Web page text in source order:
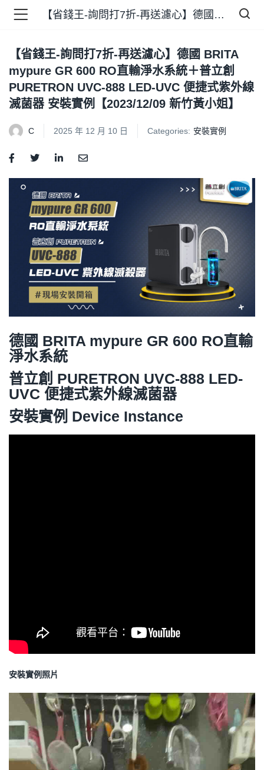
)
)
王 )
【省錢王-詢問打7折-再送濾心】德國 BRITA mypure GR 600 RO直輸淨水系統＋普立創 PURETRON UVC-888 LED-UVC 便捷式紫外線滅菌器 安裝實例【2023/12/09 新竹黃小姐】
【省錢王-詢問打7折-再送濾心】德國 BRITA
mypure GR 600 RO直輸淨水系統＋普立創
PURETRON UVC-888 LED-UVC 便捷式紫外線
滅菌器 安裝實例【2023/12/09 新竹黃小姐】
C 2025 年 12 月 10 日 Categories: 安裝實例
德國 BRITA mypure GR 600 RO直輸
淨水系統
普立創 PURETRON UVC-888 LED-
UVC 便捷式紫外線滅菌器
安裝實例 Device Instance
安裝實例照片